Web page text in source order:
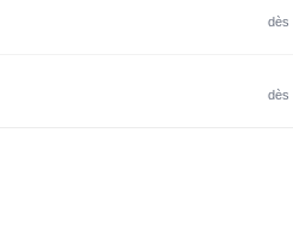
dès
dès